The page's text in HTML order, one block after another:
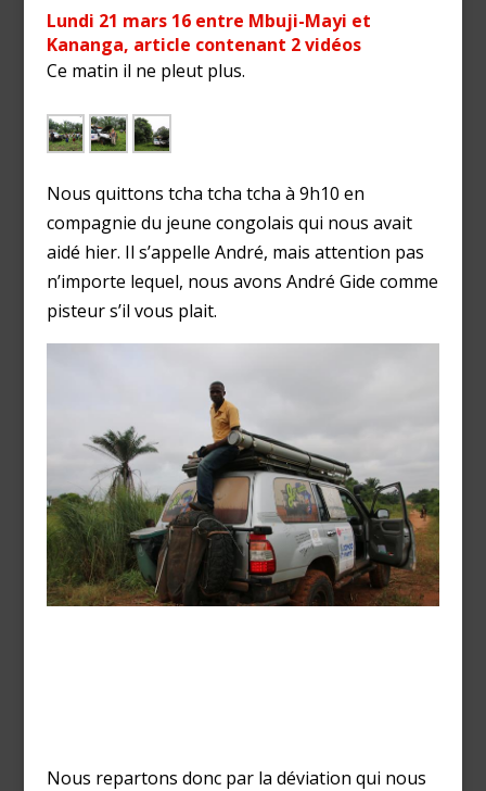
Lundi 21 mars 16 entre Mbuji-Mayi et
Kananga, article contenant 2 vidéos
Ce matin il ne pleut plus.
Nous quittons tcha tcha tcha à 9h10 en
compagnie du jeune congolais qui nous avait
aidé hier. Il s’appelle André, mais attention pas
n’importe lequel, nous avons André Gide comme
pisteur s’il vous plait.
Nous repartons donc par la déviation qui nous